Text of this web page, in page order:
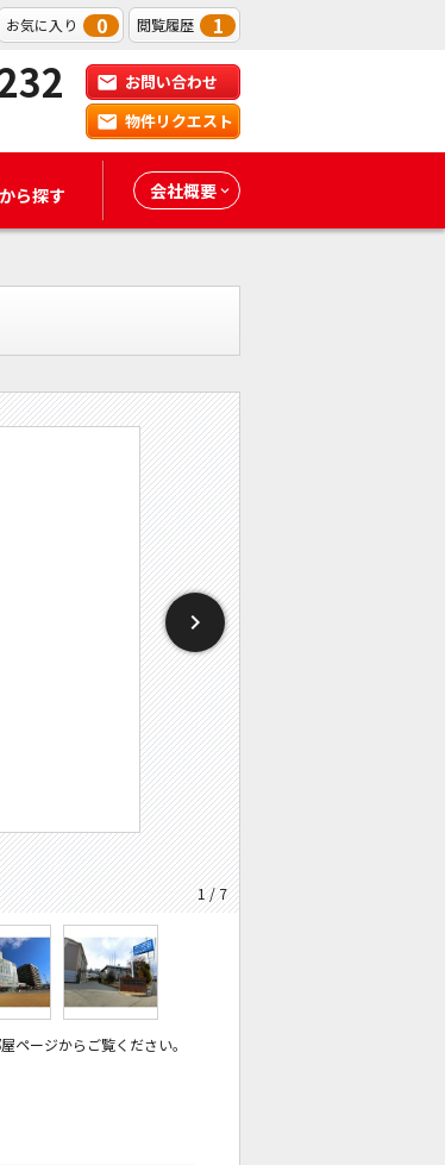
お気に入り 0 閲覧履歴 1
お問い合わせ
物件リクエスト
から探す 会社概要
1 / 7
ページからご覧ください。